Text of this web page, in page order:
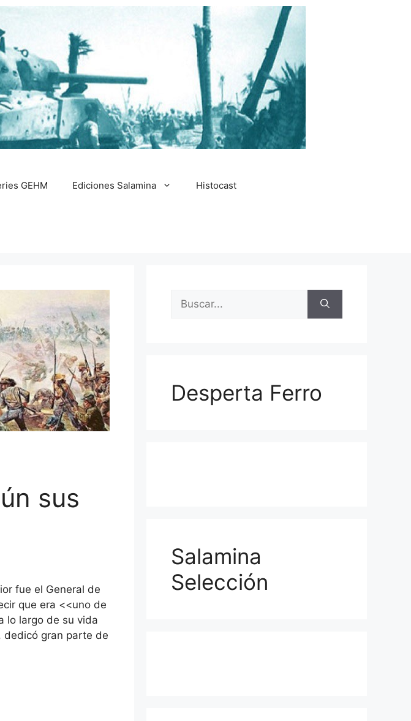
GEHM Ediciones Salamina Histocast
sus
fue el General de
que era <<uno de
lo largo de su vida
dedicó gran parte de
Buscar:
Desperta Ferro
Salamina
Selección